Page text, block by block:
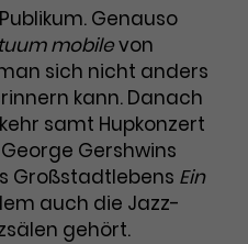
dient der Anzeige
Werbung und
von
über
Websites hinweg.
Genauso
mobilevon
sich nicht anders
kann. Danach
samt Hupkonzert
Gershwins
Großstadtlebens Ein
auch die Jazz-
gehört.